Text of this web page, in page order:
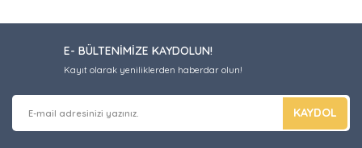
E- BÜLTENİMİZE KAYDOLUN!
Kayıt olarak yeniliklerden haberdar olun!
KAYDOL